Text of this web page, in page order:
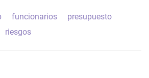
funcionarios
presupuesto
riesgos